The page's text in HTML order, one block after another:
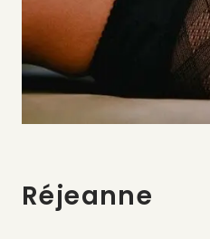
Réjeanne